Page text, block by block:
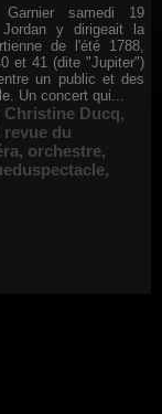
samedi 19
Jordan y dirigeait la
de l'été 1788,
et 41 (dite "Jupiter")
un public et des
Un concert qui...
Christine Ducq,
revue du
, orchestre,
,